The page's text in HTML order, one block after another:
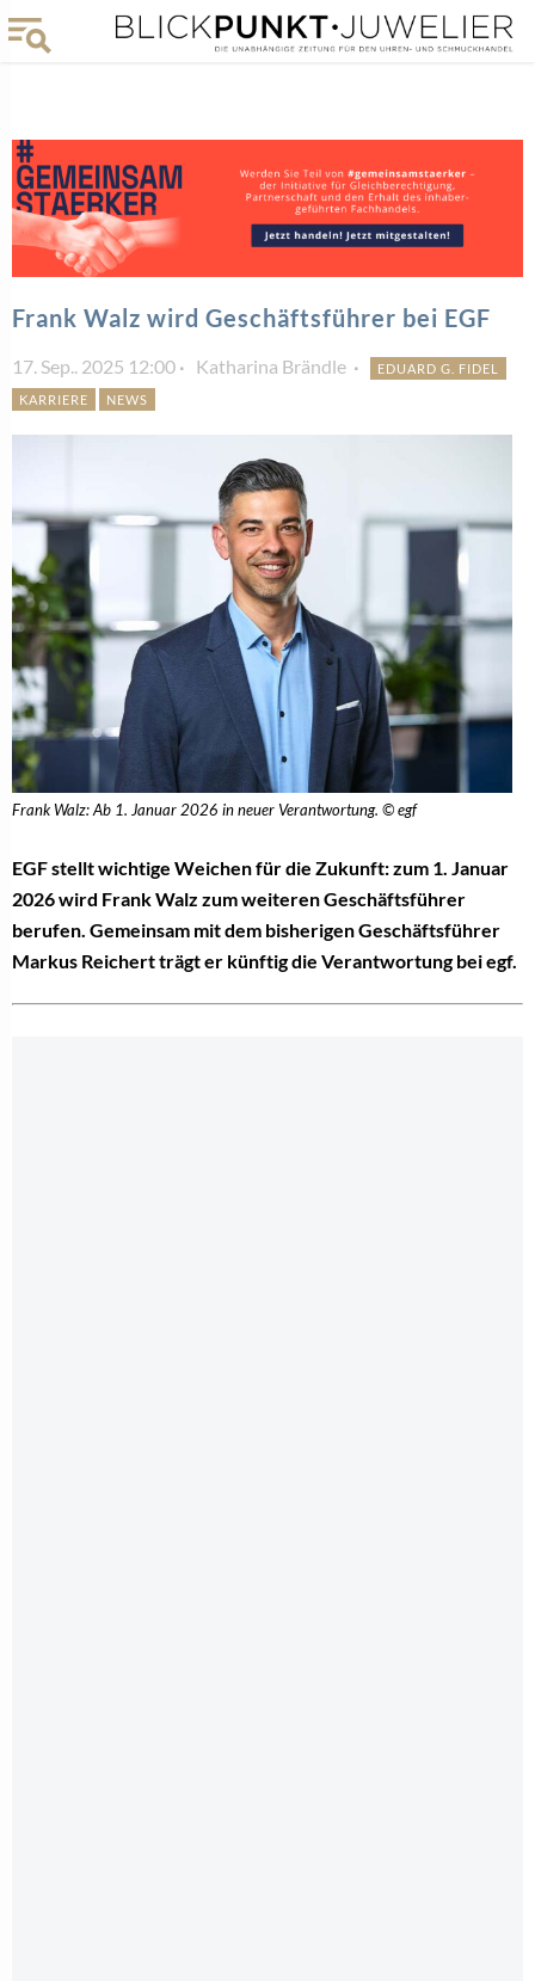
Frank Walz wird Geschäftsführer bei EGF
17. Sep.. 2025 12:00 Katharina Brändle
EDUARD G. FIDEL
KARRIERE
NEWS
Frank Walz: Ab 1. Januar 2026 in neuer Verantwortung. © egf
EGF stellt wichtige Weichen für die Zukunft: zum 1. Januar
2026 wird Frank Walz zum weiteren Geschäftsführer
berufen. Gemeinsam mit dem bisherigen Geschäftsführer
Markus Reichert trägt er künftig die Verantwortung bei egf.